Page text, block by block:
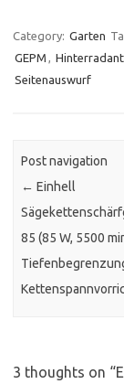
Category: Garten
GEPM ,
Seitenauswurf
Post navigation
← Einhell
85 (85 W, 5500
3 thoughts on “